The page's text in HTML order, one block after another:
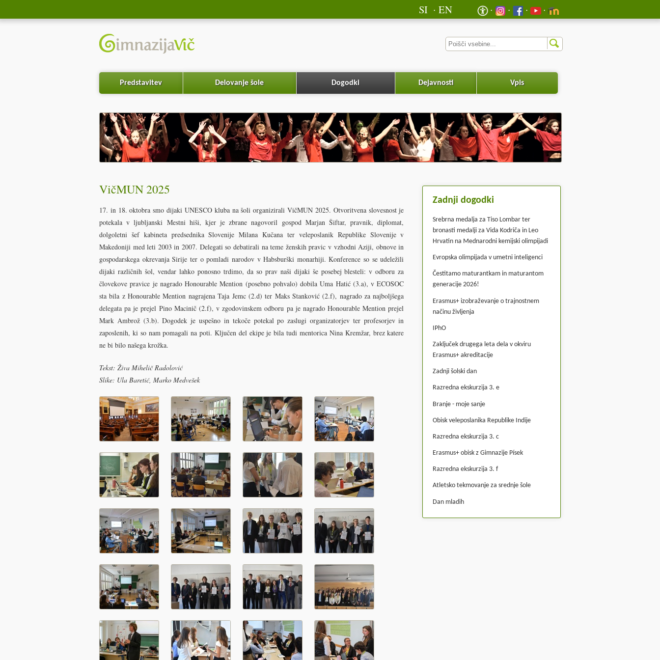
EN
SI
Predstavitev Delovanje šole Dogodki Dejavnosti Vpis
VičMUN 2025
17. in 18. oktobra smo dijaki UNESCO kluba na šoli organizirali VičMUN 2025. Otvoritvena slovesnost je
potekala v ljubljanski Mestni hiši, kjer je zbrane nagovoril gospod Marjan Šiftar, pravnik, diplomat,
dolgoletni šef kabineta predsednika Slovenije Milana Kučana ter veleposlanik Republike Slovenije v
Makedoniji med leti 2003 in 2007. Delegati so debatirali na teme ženskih pravic v vzhodni Aziji, obnove in
gospodarskega okrevanja Sirije ter o pomladi narodov v Habsburški monarhiji. Konference so se udeležili
dijaki različnih šol, vendar lahko ponosno trdimo, da so prav naši dijaki še posebej blesteli: v odboru za
človekove pravice je nagrado Honourable Mention (posebno pohvalo) dobila Uma Hatić (3.a), v ECOSOC
sta bila z Honourable Mention nagrajena Taja Jemc (2.d) ter Maks Stanković (2.f), nagrado za najboljšega
delegata pa je prejel Pino Macinič (2.f), v zgodovinskem odboru pa je nagrado Honourable Mention prejel
Mark Ambrož (3.b). Dogodek je uspešno in tekoče potekal po zaslugi organizatorjev ter profesorjev in
zaposlenih, ki so nam pomagali na poti. Ključen del ekipe je bila tudi mentorica Nina Kremžar, brez katere
ne bi bilo našega krožka.
Tekst: Živa Mihelič Radolović
Slike: Ula Baretić, Marko Medvešek
Zadnji dogodki
Srebrna medalja za Tiso Lombar ter
bronasti medalji za Vida Kodriča in Leo
Hrvatin na Mednarodni kemijski olimpijadi
Evropska olimpijada v umetni inteligenci
Čestitamo maturantkam in maturantom
generacije 2026!
Erasmus+ izobraževanje o trajnostnem
načinu življenja
IPhO
Zaključek drugega leta dela v okviru
Erasmus+ akreditacije
Zadnji šolski dan
Razredna ekskurzija 3. e
Branje - moje sanje
Obisk veleposlanika Republike Indije
Razredna ekskurzija 3. c
Erasmus+ obisk z Gimnazije Písek
Razredna ekskurzija 3. f
Atletsko tekmovanje za srednje šole
Dan mladih